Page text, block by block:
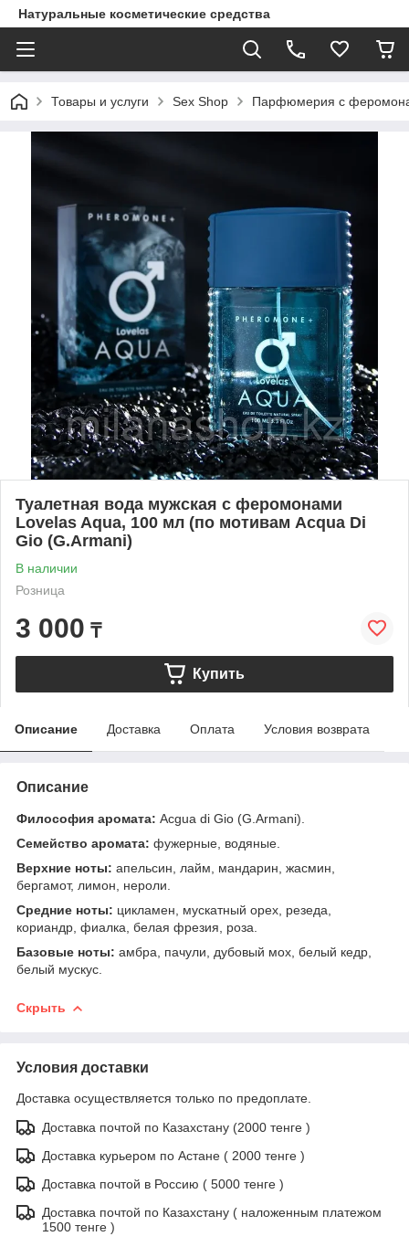
Натуральные косметические средства
Товары и услуги Sex Shop Парфюмерия с
Туалетная вода мужская с феромонами
Lovelas Aqua, 100 мл (по мотивам Acqua Di
Gio (G.Armani)
В наличии
Розница
3 000 ₸
Купить
Описание Доставка Оплата Условия возврата
Описание
Философия аромата: Acgua di Gio (G.Armani).
Семейство аромата: фужерные, водяные.
Верхние ноты: апельсин, лайм, мандарин, жасмин,
бергамот, лимон, нероли.
Средние ноты: цикламен, мускатный орех, резеда,
кориандр, фиалка, белая фрезия, роза.
Базовые ноты: амбра, пачули, дубовый мох, белый кедр,
белый мускус.
Скрыть
Условия доставки
Доставка осуществляется только по предоплате.
Доставка почтой по Казахстану (2000 тенге )
Доставка курьером по Астане ( 2000 тенге )
Доставка почтой в Россию ( 5000 тенге )
Доставка почтой по Казахстану ( наложенным платежом
1500 тенге )